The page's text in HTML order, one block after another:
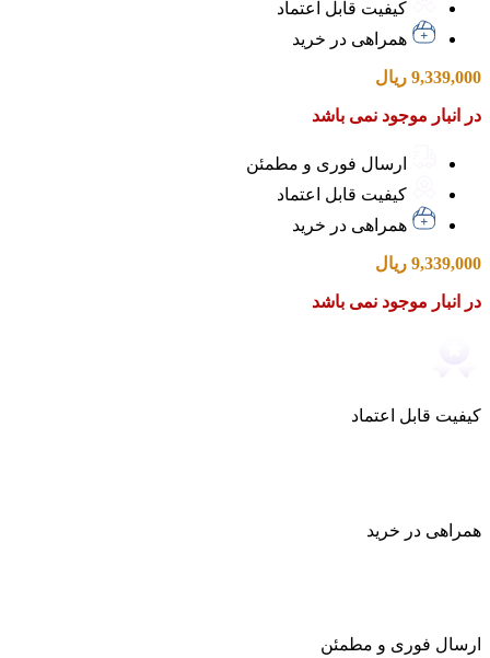
کیفیت قابل اعتماد
همراهی در خرید
9,339,000 ریال
در انبار موجود نمی باشد
ارسال فوری و مطمئن
کیفیت قابل اعتماد
همراهی در خرید
9,339,000 ریال
در انبار موجود نمی باشد
کیفیت قابل اعتماد
همراهی در خرید
ارسال فوری و مطمئن